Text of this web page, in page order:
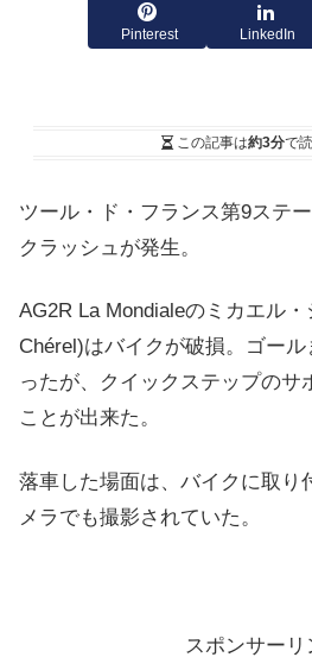
Pinterest LinkedIn
この記事は約3分で
ツール・ド・フランス第9ステ
クラッシュが発生。
AG2R La Mondialeのミカエル・
Chérel)はバイクが破損。ゴー
ったが、クイックステップのサ
ことが出来た。
落車した場面は、バイクに取り
メラでも撮影されていた。
スポンサーリ